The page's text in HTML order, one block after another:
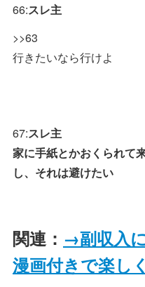
66:スレ主
>>63
行きたいなら行けよ
67:スレ主
家に手紙とかおくられて
し、それは避けたい
関連： →副収入
漫画付きで楽し